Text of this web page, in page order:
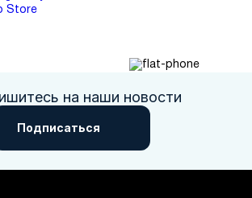
на наши новости
Подписаться